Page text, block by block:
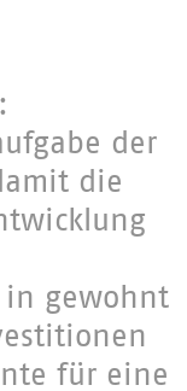
der
die
in gewohnt
für eine